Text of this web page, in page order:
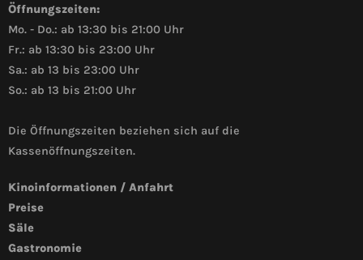
Öffnungszeiten:
Mo. - Do.: ab 13:30 bis 21:00 Uhr
Fr.: ab 13:30 bis 23:00 Uhr
Sa.: ab 13 bis 23:00 Uhr
So.: ab 13 bis 21:00 Uhr
Die Öffnungszeiten beziehen sich auf die
Kassenöffnungszeiten.
Kinoinformationen / Anfahrt
Preise
Säle
Gastronomie